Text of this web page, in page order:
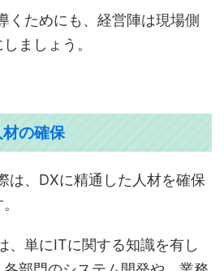
くためにも、経営陣は現場側
ましょう。
の確保
は、DXに精通した人材を確保
、単にITに関する知識を有し